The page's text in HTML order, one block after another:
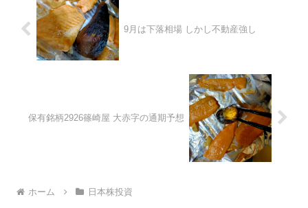
9月は下落相場 しかし不動産強し
保有銘柄2926篠崎屋 大赤字の通期予想
ホーム 日本株投資